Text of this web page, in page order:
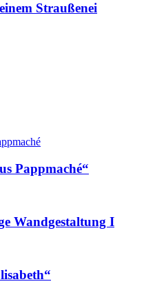
Straußenei
Pappmaché“
Wandgestaltung I